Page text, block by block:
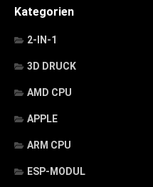
Kategorien
2-IN-1
3D DRUCK
AMD CPU
APPLE
ARM CPU
ESP-MODUL